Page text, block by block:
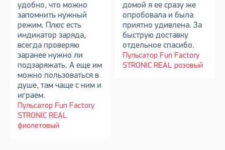
удобно, что можно
запомнить нужный
режим. Плюс есть
индикатор заряда,
всегда проверяю
заранее нужно ли
подзаряжать. А еще им
можно пользоваться в
душе, там чаще с ним и
играем.
Пульсатор Fun Factory
STRONIC REAL
фиолетовый
домой я ее сразу же
опробовала и была
приятно удивлена. За
быструю доставку
отдельное спасибо.
Пульсатор Fun Factory
STRONIC REAL розовый